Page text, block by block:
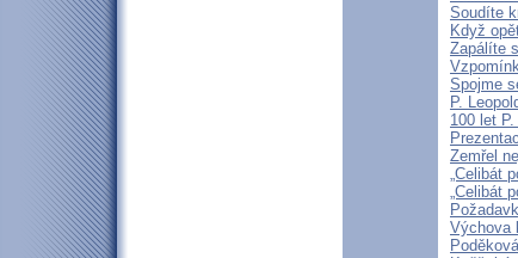
Soudíte
Když
Zapálíte
Spojme
P.
100 let
Zemřel
„Celibát
„Celibát
Výchova